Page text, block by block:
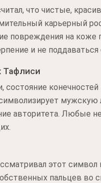
что чистые,
карьерный
повреждения на
и не
Тафлиси
состояние
авторитета.
этот
пальцев во